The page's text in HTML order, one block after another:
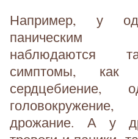
Например, у
паническим
наблюдаются
симптомы,
сердцебиение,
дрожание. А у